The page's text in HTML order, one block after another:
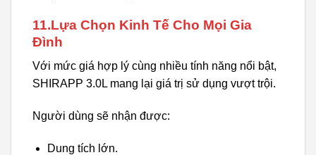
11.Lựa Chọn Kinh Tế Cho Mọi Gia
Đình
Với mức giá hợp lý cùng nhiều tính năng nổi bật,
SHIRAPP 3.0L mang lại giá trị sử dụng vượt trội.
Người dùng sẽ nhận được:
Dung tích lớn.